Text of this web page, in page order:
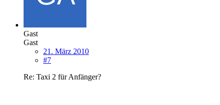
Gast
Gast
21. März 2010
#7
Re: Taxi 2 für Anfänger?